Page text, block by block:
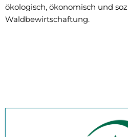
ökologisch, ökonomisch und
Waldbewirtschaftung.